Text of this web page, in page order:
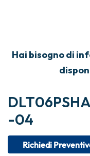
Hai bisogno di
-04
Richiedi